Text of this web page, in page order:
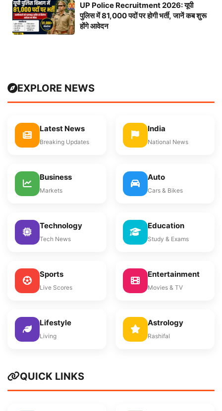
UP Police Recruitment 2026: यूपी
पुलिस में 81,000 पदों पर होगी भर्ती, जानें कब शुरू
होंगे आवेदन
EXPLORE NEWS
Latest News
Breaking Updates
India
National News
Business
Markets
Auto
Cars & Bikes
Technology
Tech News
Education
Study & Exams
Sports
Live Scores
Entertainment
Movies & TV
Lifestyle
Living
Astrology
Rashifal
QUICK LINKS